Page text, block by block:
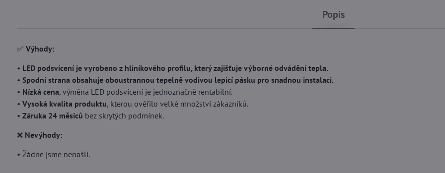
Popis
✅ Výhody:
• LED podsvícení je vyrobeno z hliníkového profilu, který zajišťuje výborné odvádění tepla.
• Spodní strana obsahuje oboustrannou tepelně vodivou lepicí pásku pro snadnou instalaci.
• Nízká cena, výměna LED podsvícení je jednoznačně rentabilní.
• Vysoká kvalita produktu, kterou ověřilo velké množství zákazníků.
• Záruka 24 měsíců bez skrytých podmínek.
❌ Nevýhody:
• Žádné jsme nenašli.